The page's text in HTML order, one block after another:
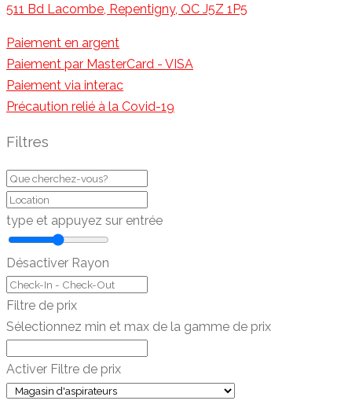
511 Bd Lacombe, Repentigny, QC J5Z 1P5
Paiement en argent
Paiement par MasterCard - VISA
Paiement via interac
Précaution relié à la Covid-19
Filtres
type et appuyez sur entrée
Désactiver Rayon
Filtre de prix
Sélectionnez min et max de la gamme de prix
Activer Filtre de prix